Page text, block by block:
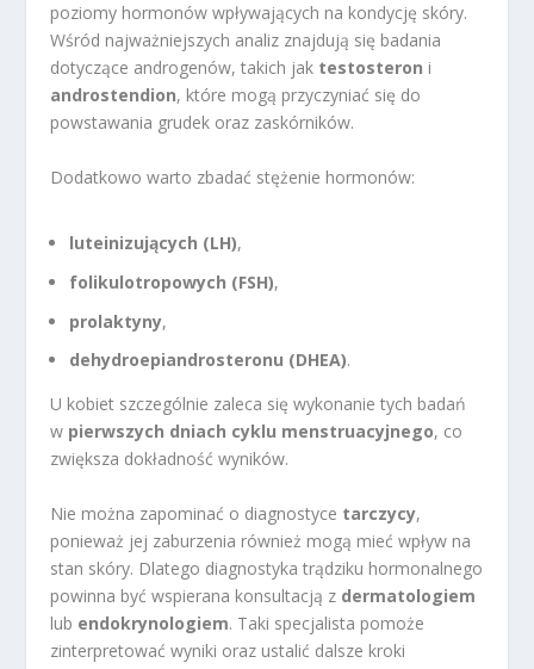
poziomy hormonów wpływających na kondycję skóry.
Wśród najważniejszych analiz znajdują się badania
dotyczące androgenów, takich jak testosteron i
androstendion, które mogą przyczyniać się do
powstawania grudek oraz zaskórników.
Dodatkowo warto zbadać stężenie hormonów:
luteinizujących (LH),
folikulotropowych (FSH),
prolaktyny,
dehydroepiandrosteronu (DHEA).
U kobiet szczególnie zaleca się wykonanie tych badań
w pierwszych dniach cyklu menstruacyjnego, co
zwiększa dokładność wyników.
Nie można zapominać o diagnostyce tarczycy,
ponieważ jej zaburzenia również mogą mieć wpływ na
stan skóry. Dlatego diagnostyka trądziku hormonalnego
powinna być wspierana konsultacją z dermatologiem
lub endokrynologiem. Taki specjalista pomoże
zinterpretować wyniki oraz ustalić dalsze kroki